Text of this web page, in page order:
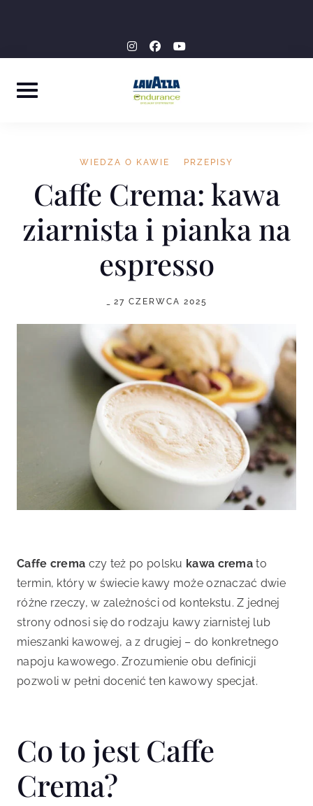
instagram
facebook-
f
youtube
WIEDZA O KAWIE PRZEPISY
Caffe Crema: kawa
ziarnista i pianka na
espresso
27 CZERWCA 2025
Caffe crema czy też po polsku kawa crema to
termin, który w świecie kawy może oznaczać dwie
różne rzeczy, w zależności od kontekstu. Z jednej
strony odnosi się do rodzaju kawy ziarnistej lub
mieszanki kawowej, a z drugiej – do konkretnego
napoju kawowego. Zrozumienie obu definicji
pozwoli w pełni docenić ten kawowy specjał.
Co to jest Caffe
Crema?